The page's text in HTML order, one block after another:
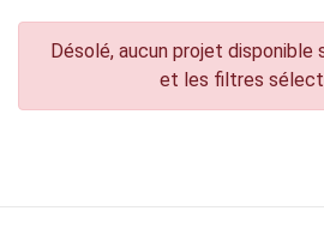
Désolé, aucun projet
et les filtres